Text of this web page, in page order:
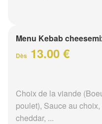
Menu Kebab
Dès 13.00 €
Choix de la viande
poulet), Sauce au
cheddar, ...